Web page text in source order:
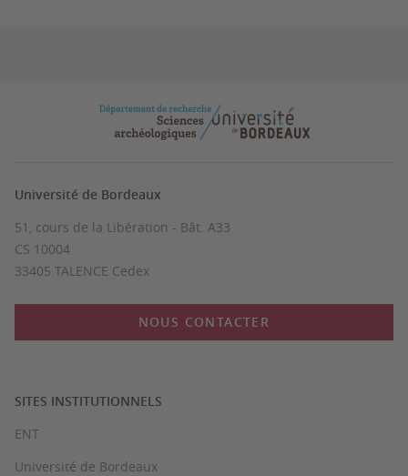
Université de Bordeaux
51, cours de la Libération - Bât. A33
CS 10004
33405 TALENCE Cedex
NOUS CONTACTER
SITES INSTITUTIONNELS
ENT
Université de Bordeaux